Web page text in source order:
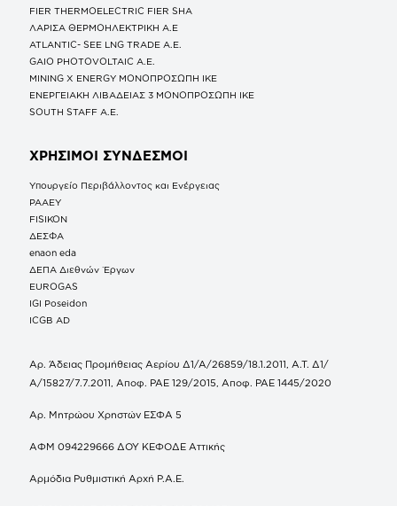
FIER THERMOELECTRIC FIER SHA
ΛΑΡΙΣΑ ΘΕΡΜΟΗΛΕΚΤΡΙΚΗ A.E
ATLANTIC- SEE LNG TRADE A.E.
GAIO PHOTOVOLTAIC Α.Ε.
MINING X ENERGY ΜΟΝΟΠΡΟΣΩΠΗ ΙΚΕ
ΕΝΕΡΓΕΙΑΚΗ ΛΙΒΑΔΕΙΑΣ 3 ΜΟΝΟΠΡΟΣΩΠΗ ΙΚΕ
SOUTH STAFF Α.Ε.
ΧΡΗΣΙΜΟΙ ΣΥΝΔΕΣΜΟΙ
Υπουργείο Περιβάλλοντος και Ενέργειας
ΡΑΑΕΥ
FISIKON
ΔΕΣΦΑ
enaon eda
ΔΕΠΑ Διεθνών Έργων
EUROGAS
IGI Poseidon
ICGB AD
Αρ. Άδειας Προμήθειας Αερίου Δ1/Α/26859/18.1.2011, Α.Τ. Δ1/
Α/15827/7.7.2011, Αποφ. ΡΑΕ 129/2015, Αποφ. ΡΑΕ 1445/2020
Αρ. Μητρώου Χρηστών ΕΣΦΑ 5
ΑΦΜ 094229666 ΔΟΥ ΚΕΦΟΔΕ Αττικής
Αρμόδια Ρυθμιστική Αρχή Ρ.Α.Ε.